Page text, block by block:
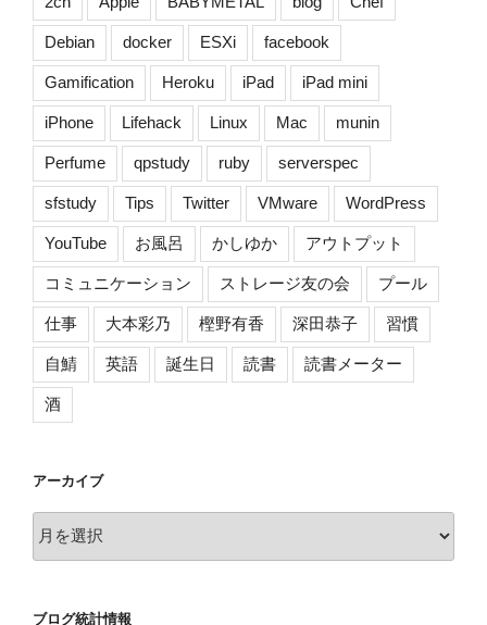
Debian docker ESXi facebook
Gamification Heroku iPad iPad mini
iPhone Lifehack Linux Mac munin
Perfume qpstudy ruby serverspec
sfstudy Tips Twitter VMware WordPress
YouTube お風呂 かしゆか アウトプット
コミュニケーション ストレージ友の会 プール
仕事 大本彩乃 樫野有香 深田恭子 習慣
自鯖 英語 誕生日 読書 読書メーター
酒
アーカイブ
ー
ブログ統計情報